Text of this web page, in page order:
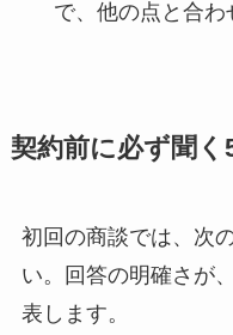
で、他の点と合わ
契約前に必ず聞く
初回の商談では、次
い。回答の明確さが
表します。